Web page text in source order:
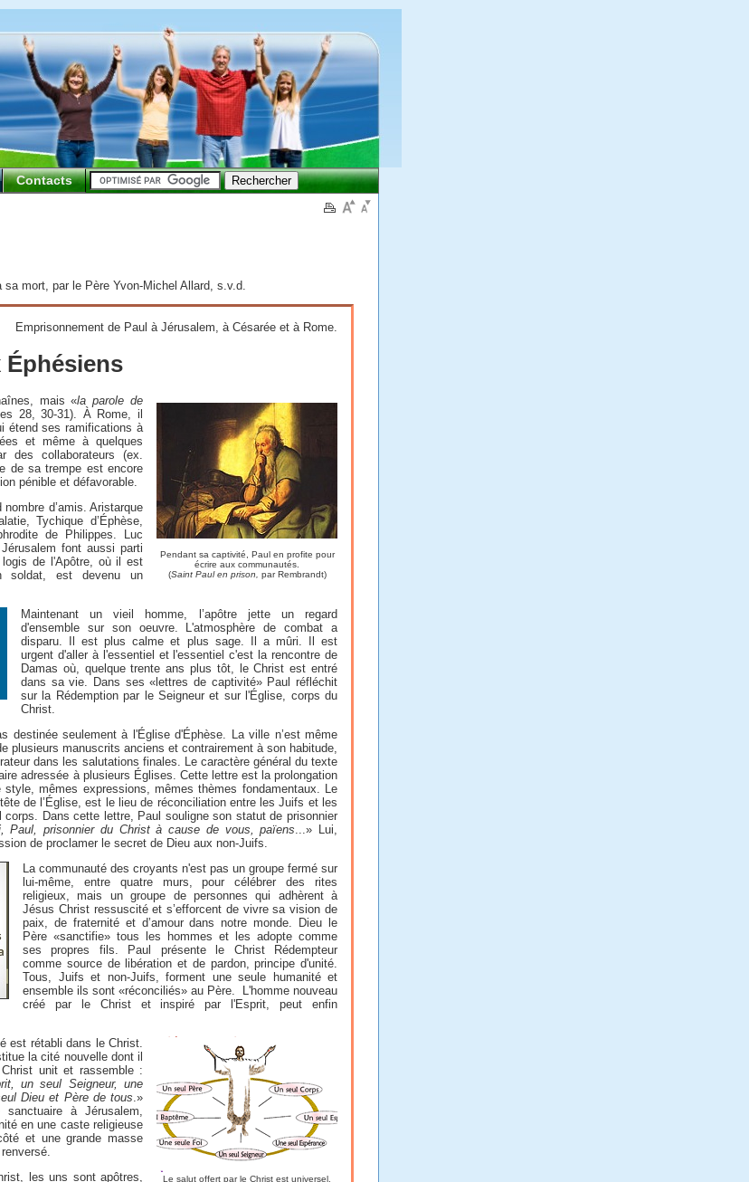
Contacts
mort, par le Père Yvon-Michel Allard, s.v.d.
Emprisonnement de Paul à Jérusalem, à Césarée et à Rome.
Éphésiens
Pendant sa captivité, Paul en profite pour
écrire aux communautés.
(Saint Paul en prison, par Rembrandt)
mais «la parole de
28, 30-31). À Rome, il
étend ses ramifications à
et même à quelques
des collaborateurs (ex.
de sa trempe est encore
pénible et défavorable.
d’amis. Aristarque
Tychique d’Éphèse,
de Philippes. Luc
font aussi parti
de l'Apôtre, où il est
soldat, est devenu un
Maintenant un vieil homme, l’apôtre jette un regard
d'ensemble sur son oeuvre. L'atmosphère de combat a
disparu. Il est plus calme et plus sage. Il a mûri. Il est
urgent d'aller à l'essentiel et l'essentiel c'est la rencontre de
Damas où, quelque trente ans plus tôt, le Christ est entré
dans sa vie. Dans ses «lettres de captivité» Paul réfléchit
sur la Rédemption par le Seigneur et sur l'Église, corps du
Christ.
destinée seulement à l'Église d'Éphèse. La ville n’est même
plusieurs manuscrits anciens et contrairement à son habitude,
dans les salutations finales. Le caractère général du texte
adressée à plusieurs Églises. Cette lettre est la prolongation
mêmes expressions, mêmes thèmes fondamentaux. Le
de l’Église, est le lieu de réconciliation entre les Juifs et les
corps. Dans cette lettre, Paul souligne son statut de prisonnier
Paul, prisonnier du Christ à cause de vous, païens...» Lui,
de proclamer le secret de Dieu aux non-Juifs.
La communauté des croyants n'est pas un groupe fermé sur
lui-même, entre quatre murs, pour célébrer des rites
religieux, mais un groupe de personnes qui adhèrent à
Jésus Christ ressuscité et s’efforcent de vivre sa vision de
paix, de fraternité et d’amour dans notre monde. Dieu le
Père «sanctifie» tous les hommes et les adopte comme
ses propres fils. Paul présente le Christ Rédempteur
comme source de libération et de pardon, principe d'unité.
Tous, Juifs et non-Juifs, forment une seule humanité et
ensemble ils sont «réconciliés» au Père. L'homme nouveau
créé par le Christ et inspiré par l'Esprit, peut enfin
Le salut offert par le Christ est universel.
est rétabli dans le Christ.
la cité nouvelle dont il
unit et rassemble :
un seul Seigneur, une
Dieu et Père de tous.»
à Jérusalem,
en une caste religieuse
et une grande masse
les uns sont apôtres,